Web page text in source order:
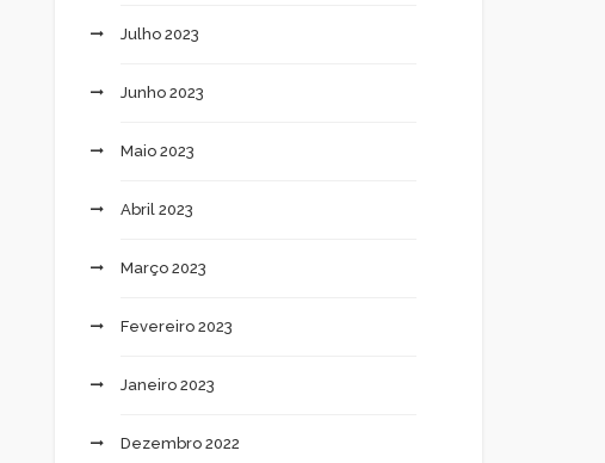
Julho 2023
Junho 2023
Maio 2023
Abril 2023
Março 2023
Fevereiro 2023
Janeiro 2023
Dezembro 2022